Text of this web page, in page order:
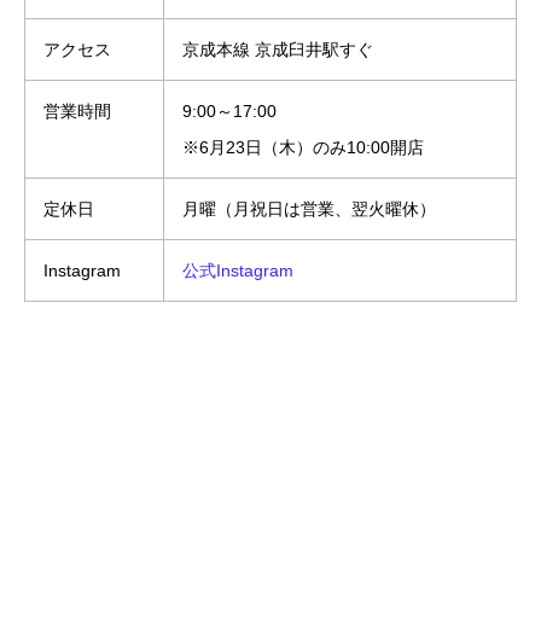
アクセス 京成本線 京成臼井駅すぐ
営業時間
9:00～17:00
※6月23日（木）のみ10:00開店
定休日 月曜（月祝日は営業、翌火曜休）
Instagram 公式Instagram